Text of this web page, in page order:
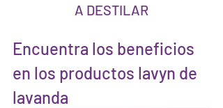
A DESTILAR
Encuentra los beneficios
en los productos lavyn de
lavanda